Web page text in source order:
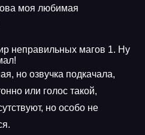
моя любимая
неправильных магов 1. Ну
но озвучка подкачала,
или голос такой,
но особо не